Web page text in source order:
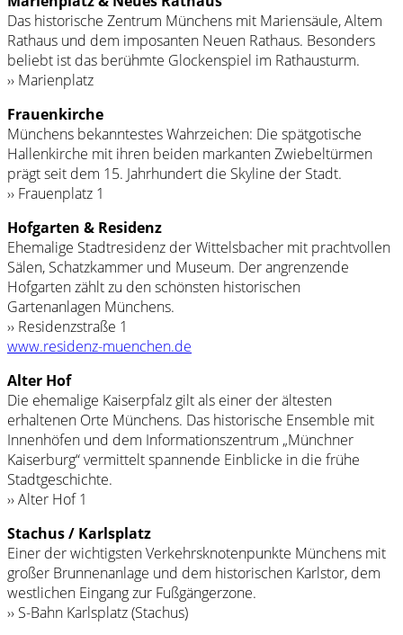
Das historische Zentrum Münchens mit Mariensäule, Altem
Rathaus und dem imposanten Neuen Rathaus. Besonders
beliebt ist das berühmte Glockenspiel im Rathausturm.
›› Marienplatz
Frauenkirche
Münchens bekanntestes Wahrzeichen: Die spätgotische
Hallenkirche mit ihren beiden markanten Zwiebeltürmen
prägt seit dem 15. Jahrhundert die Skyline der Stadt.
›› Frauenplatz 1
Hofgarten & Residenz
Ehemalige Stadtresidenz der Wittelsbacher mit prachtvollen
Sälen, Schatzkammer und Museum. Der angrenzende
Hofgarten zählt zu den schönsten historischen
Gartenanlagen Münchens.
›› Residenzstraße 1
www.residenz-muenchen.de
Alter Hof
Die ehemalige Kaiserpfalz gilt als einer der ältesten
erhaltenen Orte Münchens. Das historische Ensemble mit
Innenhöfen und dem Informationszentrum „Münchner
Kaiserburg“ vermittelt spannende Einblicke in die frühe
Stadtgeschichte.
›› Alter Hof 1
Stachus / Karlsplatz
Einer der wichtigsten Verkehrsknotenpunkte Münchens mit
großer Brunnenanlage und dem historischen Karlstor, dem
westlichen Eingang zur Fußgängerzone.
›› S-Bahn Karlsplatz (Stachus)